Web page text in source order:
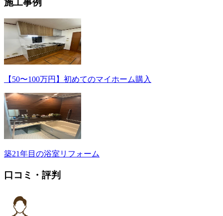
施工事例
【50〜100万円】初めてのマイホーム購入
築21年目の浴室リフォーム
口コミ・評判